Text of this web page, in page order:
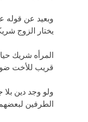
وبعيد عن
يختار الزوج
المرأه شريك
قريب للأخت
ولو وجد دين
الطرفين